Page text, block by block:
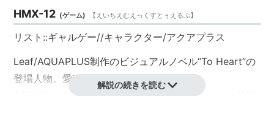
HMX-12 (ゲーム) 【 えいちえむえっくすとぅえるぶ】
リスト::ギャルゲー//キャラクター/アクアプラス
Leaf/AQUAPLUS制作のビジュアルノベル“To Heart”の
登場人物。愛称は「マルチ」。
3月19日、来栖川エレクトロニクス社の生まれ。次世代
解説の続きを読む